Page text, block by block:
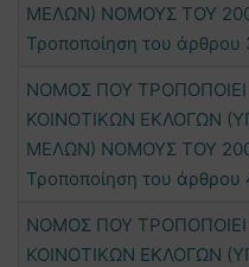
ΜΕΛΩΝ) ΝΟΜΟΥΣ ΤΟΥ
Τροποποίηση του άρθρου
ΝΟΜΟΣ ΠΟΥ
ΚΟΙΝΟΤΙΚΩΝ ΕΚΛΟΓΩΝ
ΜΕΛΩΝ) ΝΟΜΟΥΣ ΤΟΥ
Τροποποίηση του άρθρου
ΝΟΜΟΣ ΠΟΥ
ΚΟΙΝΟΤΙΚΩΝ ΕΚΛΟΓΩΝ